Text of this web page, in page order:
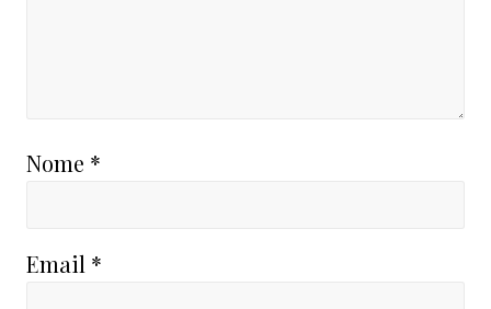
Nome *
Email *